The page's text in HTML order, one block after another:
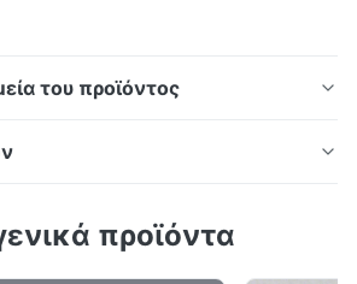
του προϊόντος
SUS304 μεταλλικός
για αισθητήρα ελέγχου
πρόσφατες αναθεωρήσεις
προϊόντα